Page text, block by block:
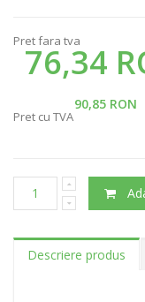
Pret fara tva
76,34
90,85 RON
Pret cu TVA
Descriere produs